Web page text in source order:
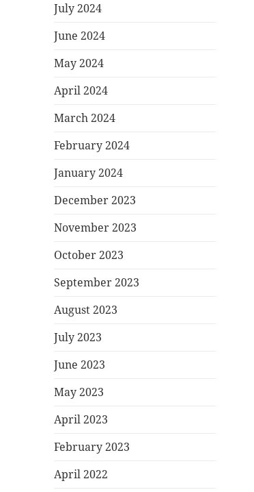
July 2024
June 2024
May 2024
April 2024
March 2024
February 2024
January 2024
December 2023
November 2023
October 2023
September 2023
August 2023
July 2023
June 2023
May 2023
April 2023
February 2023
April 2022